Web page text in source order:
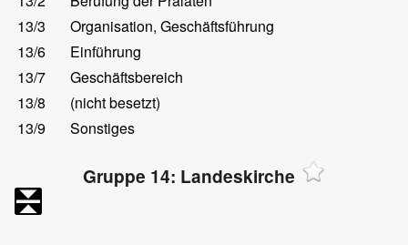
13/3
Organisation, Geschäftsführung
13/6
Einführung
13/7
Geschäftsbereich
13/8
(nicht besetzt)
13/9
Sonstiges
Gruppe 14: Landeskirche